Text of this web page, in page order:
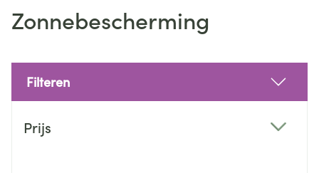
Zonnebescherming
Filteren
Prijs